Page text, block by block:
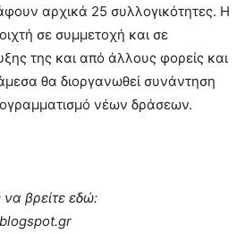
αρχικά 25 συλλογικότητες. Η
σε συμμετοχή και σε
της και από άλλους φορείς και
θα διοργανωθεί συνάντηση
νέων δράσεων.
να βρείτε εδώ:
blogspot.gr